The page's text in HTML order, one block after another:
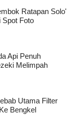
Ratapan Solo'
Spot Foto
Api Penuh
Melimpah
Utama Filter
Bengkel